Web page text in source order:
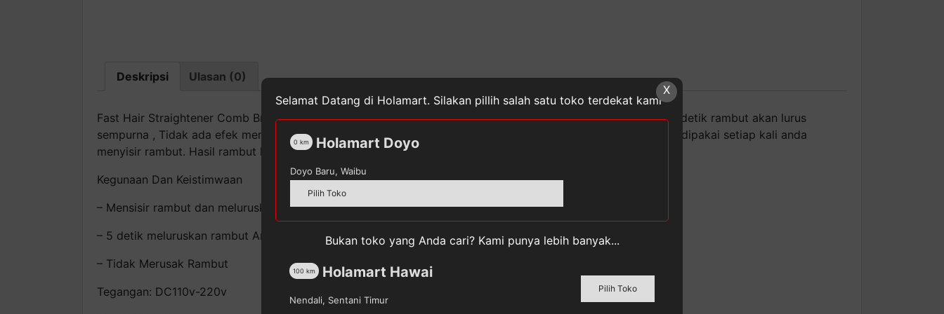
Deskripsi Ulasan (0)
Fast Hair Straightener Comb Brush ASL 908 Merupakan sisir inovasi pertama di Dunia. Hanya dalam waktu 5 detik rambut akan lurus
sempurna , Tidak ada efek membakar, Menyehatkan rambut karena mengandung ION jadi sangat aman untuk dipakai setiap kali anda
menyisir rambut. Hasil rambut lurus dan halus.
Kegunaan Dan Keistimwaan
– Mensisir rambut dan meluruskan rambut dalam satu waktu
– 5 detik meluruskan rambut Anda, 30 detik pemanasan.
– Tidak Merusak Rambut
Tegangan: DC110v-220v
X
Selamat Datang di Holamart. Silakan pillih salah satu toko terdekat kami
Holamart Doyo
0 km
Doyo Baru, Waibu
Pilih Toko
Bukan toko yang Anda cari? Kami punya lebih banyak...
Holamart Hawai
100 km
Nendali, Sentani Timur
Pilih Toko